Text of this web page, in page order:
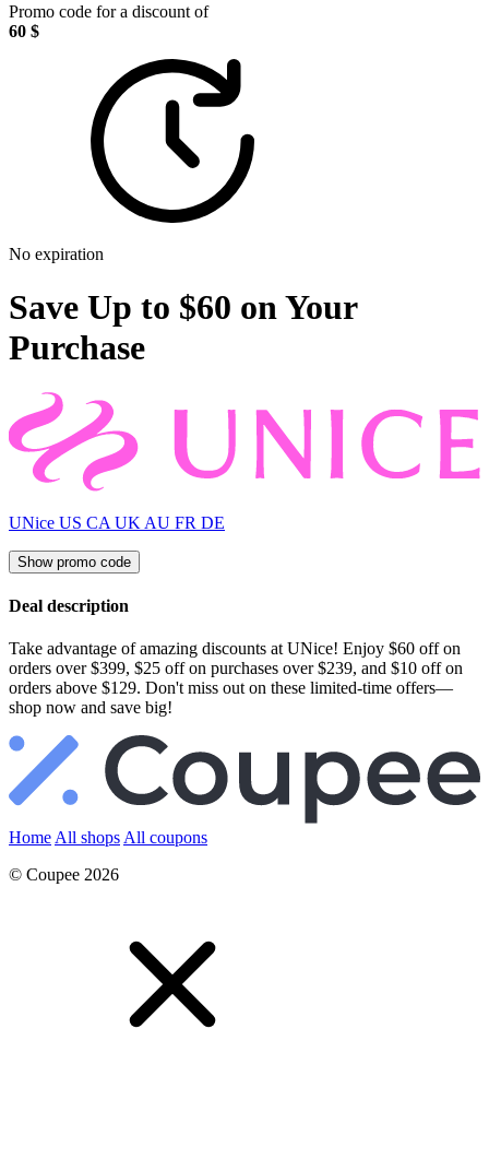
Promo code for a discount of
60 $
No expiration
Save Up to $60 on Your
Purchase
UNice US CA UK AU FR DE
Show promo code
Deal description
Take advantage of amazing discounts at UNice! Enjoy $60 off on
orders over $399, $25 off on purchases over $239, and $10 off on
orders above $129. Don't miss out on these limited-time offers—
shop now and save big!
Home All shops All coupons
© Coupee 2026